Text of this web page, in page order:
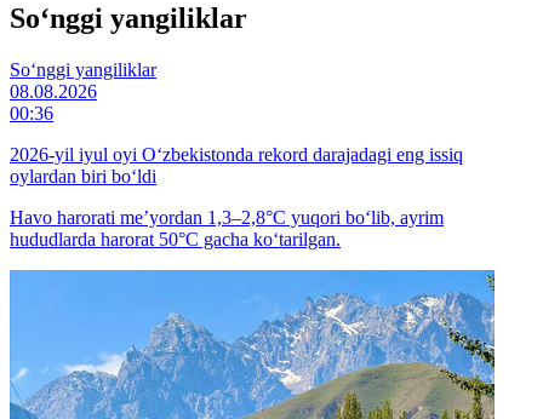
So‘nggi yangiliklar
So‘nggi yangiliklar
08.08.2026
00:36
2026-yil iyul oyi O‘zbekistonda rekord darajadagi eng issiq
oylardan biri bo‘ldi
Havo harorati me’yordan 1,3–2,8°C yuqori bo‘lib, ayrim
hududlarda harorat 50°C gacha ko‘tarilgan.